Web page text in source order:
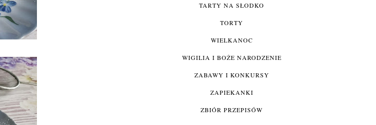
TARTY NA SŁODKO
TORTY
WIELKANOC
WIGILIA I BOŻE NARODZENIE
ZABAWY I KONKURSY
ZAPIEKANKI
ZBIÓR PRZEPISÓW